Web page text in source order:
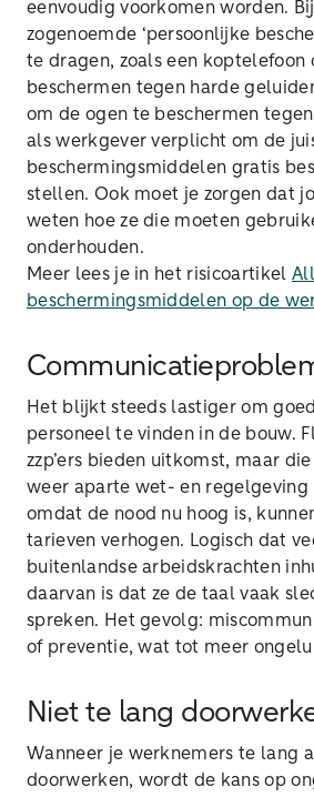
eenvoudig voorkomen worden.
zogenoemde ‘persoonlijke
te dragen, zoals een koptelefoon
beschermen tegen harde
om de ogen te beschermen
als werkgever verplicht om de
beschermingsmiddelen gratis
stellen. Ook moet je zorgen dat
weten hoe ze die moeten
onderhouden.
Meer lees je in het risicoartikel
beschermingsmiddelen op de
Het blijkt steeds lastiger om
personeel te vinden in de bouw.
zzp’ers bieden uitkomst, maar
weer aparte wet- en regelgeving
omdat de nood nu hoog is,
tarieven verhogen. Logisch dat
buitenlandse arbeidskrachten
daarvan is dat ze de taal vaak
spreken. Het gevolg:
of preventie, wat tot meer
Niet te lang
Wanneer je werknemers te lang
doorwerken, wordt de kans op